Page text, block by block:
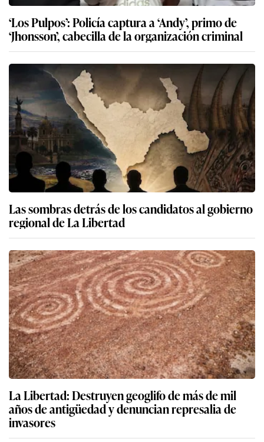
‘Los Pulpos’: Policía captura a ‘Andy’, primo de
‘Jhonsson’, cabecilla de la organización criminal
Las sombras detrás de los candidatos al gobierno
regional de La Libertad
La Libertad: Destruyen geoglifo de más de mil
años de antigüedad y denuncian represalia de
invasores